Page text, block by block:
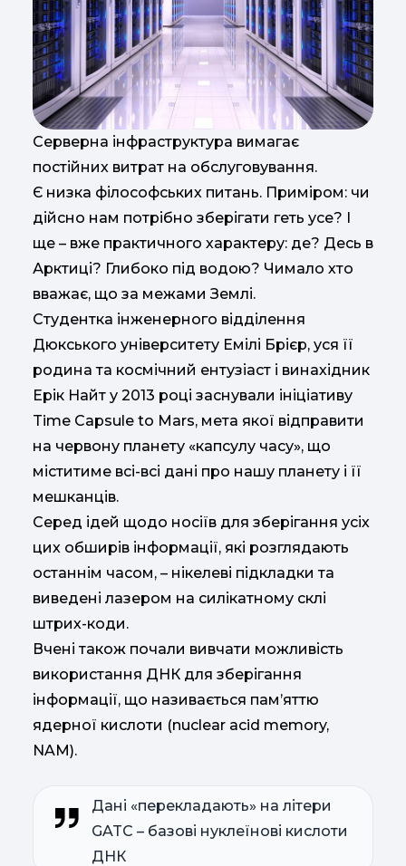
Серверна інфраструктура вимагає
постійних витрат на обслуговування.
Є низка філософських питань. Приміром: чи
дійсно нам потрібно зберігати геть усе? І
ще – вже практичного характеру: де? Десь в
Арктиці? Глибоко під водою? Чимало хто
вважає, що за межами Землі.
Студентка інженерного відділення
Дюкського університету Емілі Брієр, уся її
родина та космічний ентузіаст і винахідник
Ерік Найт у 2013 році заснували ініціативу
Time Capsule to Mars, мета якої відправити
на червону планету «капсулу часу», що
міститиме всі-всі дані про нашу планету і її
мешканців.
Серед ідей щодо носіїв для зберігання усіх
цих обширів інформації, які розглядають
останнім часом, – нікелеві підкладки та
виведені лазером на силікатному склі
штрих-коди.
Вчені також почали вивчати можливість
використання ДНК для зберігання
інформації, що називається пам’яттю
ядерної кислоти (nuclear acid memory,
NAM).
Дані «перекладають» на літери
GATC – базові нуклеїнові кислоти
ДНК